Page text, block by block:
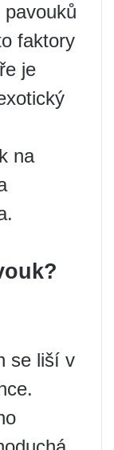
faktory
je
na
se liší v